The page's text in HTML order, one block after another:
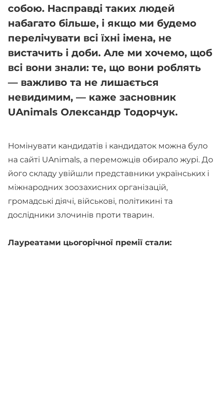
собою. Насправді таких людей
набагато більше, і якщо ми будемо
перелічувати всі їхні імена, не
вистачить і доби. Але ми хочемо, щоб
всі вони знали: те, що вони роблять
— важливо та не лишається
невидимим, — каже засновник
UAnimals Олександр Тодорчук.
Номінувати кандидатів і кандидаток можна було
на сайті UAnimals, а переможців обирало журі. До
його складу увійшли представники українських і
міжнародних зоозахисних організацій,
громадські діячі, військові, політикині та
дослідники злочинів проти тварин.
Лауреатами цьогорічної премії стали: